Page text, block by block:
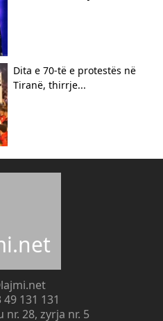
​Dita e 70-të e protestës në
Tiranë, thirrje...
49 131 131
nr. 28, zyrja nr. 5